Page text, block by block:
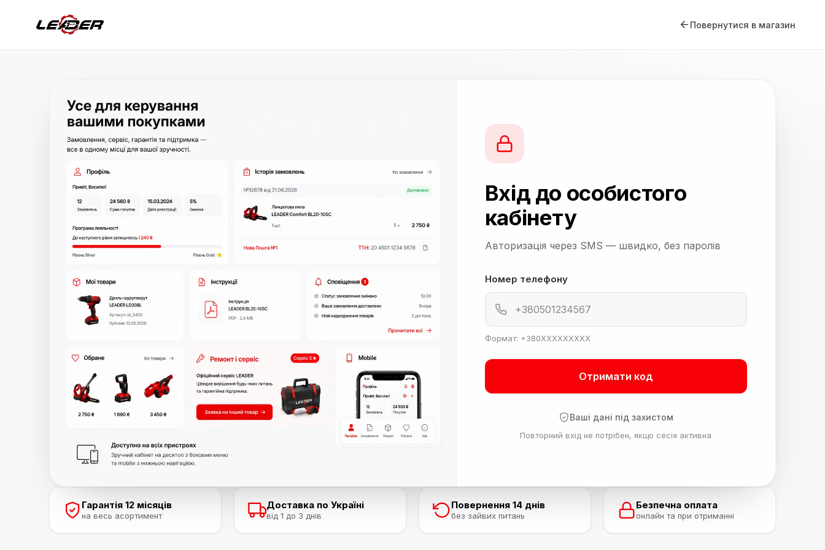
Повернутися в магазин
Вхід до особистого
кабінету
Авторизація через SMS — швидко, без паролів
Номер телефону
Формат: +380XXXXXXXXX
Отримати код
Ваші дані під захистом
Повторний вхід не потрібен, якщо сесія активна
Гарантія 12 місяців
на весь асортимент
Доставка по Україні
від 1 до 3 днів
Повернення 14 днів
без зайвих питань
Безпечна оплата
онлайн та при отриманні